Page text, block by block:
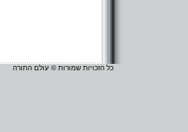
כל הזכויות שמורות © עולם התורה